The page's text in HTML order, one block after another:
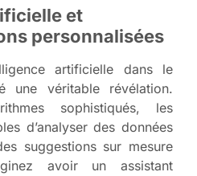
et
personnalisées
artificielle dans le
une véritable révélation.
sophistiqués, les
d’analyser des données
suggestions sur mesure
avoir un assistant